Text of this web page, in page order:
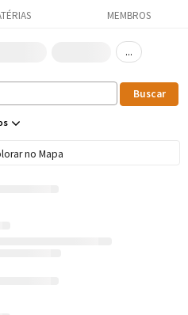
MEMBROS
...
no Mapa